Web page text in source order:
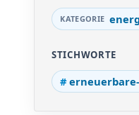
STICHWORTE